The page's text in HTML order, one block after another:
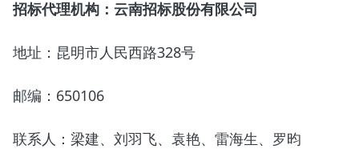
招标代理机构：云南招标股份有限公司
地址：昆明市人民西路328号
邮编：650106
联系人：梁建、刘羽飞、袁艳、雷海生、罗昀